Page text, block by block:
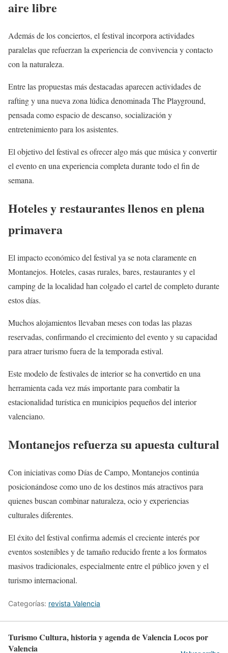
aire libre
Además de los conciertos, el festival incorpora actividades
paralelas que refuerzan la experiencia de convivencia y contacto
con la naturaleza.
Entre las propuestas más destacadas aparecen actividades de
rafting y una nueva zona lúdica denominada The Playground,
pensada como espacio de descanso, socialización y
entretenimiento para los asistentes.
El objetivo del festival es ofrecer algo más que música y convertir
el evento en una experiencia completa durante todo el fin de
semana.
Hoteles y restaurantes llenos en plena
primavera
El impacto económico del festival ya se nota claramente en
Montanejos. Hoteles, casas rurales, bares, restaurantes y el
camping de la localidad han colgado el cartel de completo durante
estos días.
Muchos alojamientos llevaban meses con todas las plazas
reservadas, confirmando el crecimiento del evento y su capacidad
para atraer turismo fuera de la temporada estival.
Este modelo de festivales de interior se ha convertido en una
herramienta cada vez más importante para combatir la
estacionalidad turística en municipios pequeños del interior
valenciano.
Montanejos refuerza su apuesta cultural
Con iniciativas como Días de Campo, Montanejos continúa
posicionándose como uno de los destinos más atractivos para
quienes buscan combinar naturaleza, ocio y experiencias
culturales diferentes.
El éxito del festival confirma además el creciente interés por
eventos sostenibles y de tamaño reducido frente a los formatos
masivos tradicionales, especialmente entre el público joven y el
turismo internacional.
Categorías: revista Valencia
Turismo Cultura, historia y agenda de Valencia Locos por
Valencia